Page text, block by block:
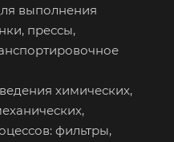
выполнения
прессы,
химических,
фильтры,